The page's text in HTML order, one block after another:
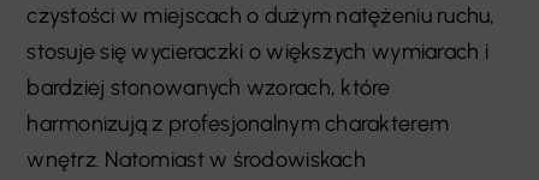
czystości w miejscach o dużym natężeniu ruchu,
stosuje się wycieraczki o większych wymiarach i
bardziej stonowanych wzorach, które
harmonizują z profesjonalnym charakterem
wnętrz. Natomiast w środowiskach